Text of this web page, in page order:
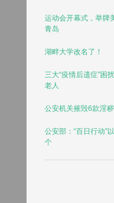
运动会开幕式，举牌
青岛
湖畔大学改名了！
三大“疫情后遗症”困
老人
公安机关摧毁6款淫
公安部：“百日行动”
个